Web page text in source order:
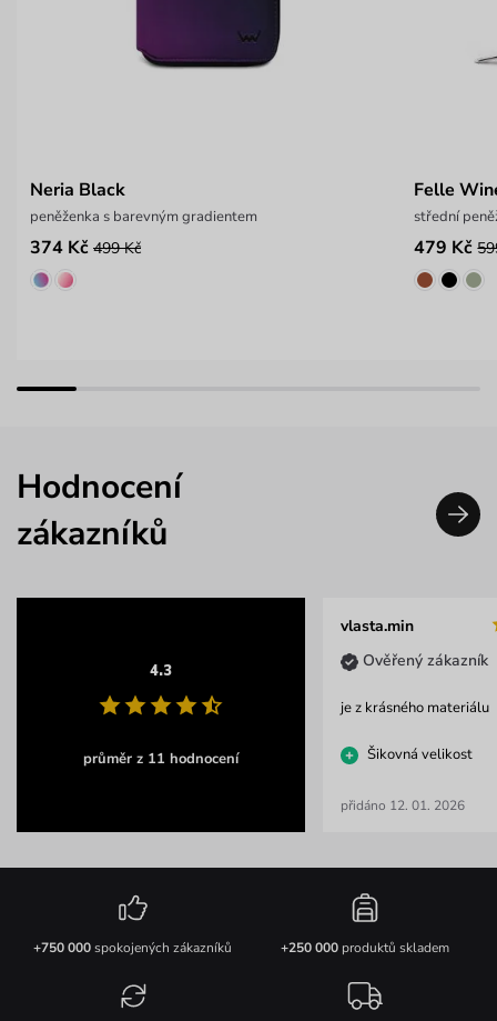
Neria Black
peněženka s barevným gradientem
374 Kč 499 Kč
Felle
střední
479 Kč
Hodnocení
zákazníků
4.3
průměr z 11 hodnocení
vlasta.min
Ověřený zákazník
je z krásného materiálu
Šikovná velikost
přidáno 12. 01. 2026
+750 000spokojených zákazníků +250 000produktů skladem